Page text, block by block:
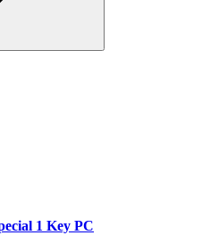
1 Key PC